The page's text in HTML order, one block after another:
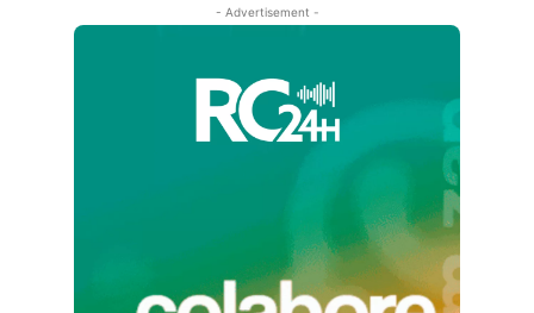
- Advertisement -